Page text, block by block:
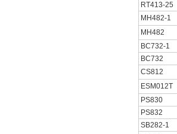
RT413-25
MH482-1
MH482
BC732-1
BC732
CS812
ESM012T
PS830
PS832
SB282-1